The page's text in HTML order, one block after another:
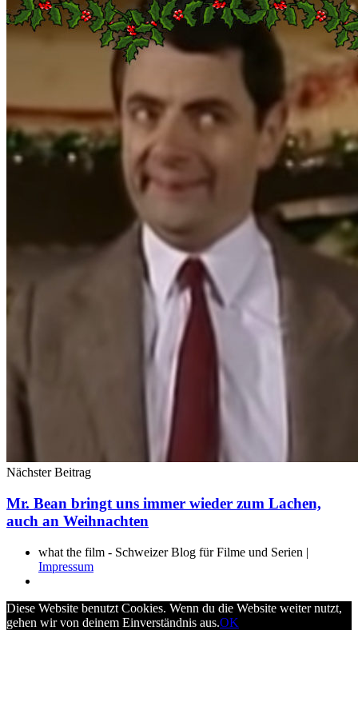
Nächster Beitrag
Mr. Bean bringt uns immer wieder zum Lachen,
auch an Weihnachten
what the film - Schweizer Blog für Filme und Serien |
Impressum
Diese Website benutzt Cookies. Wenn du die Website weiter nutzt,
gehen wir von deinem Einverständnis aus.OK